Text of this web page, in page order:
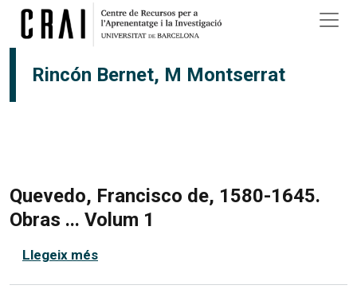
Vés al contingut
Rincón Bernet, M Montserrat
Quevedo, Francisco de, 1580-1645.
Obras ... Volum 1
Llegeix méssobre Quevedo, Francisco de, 1580-